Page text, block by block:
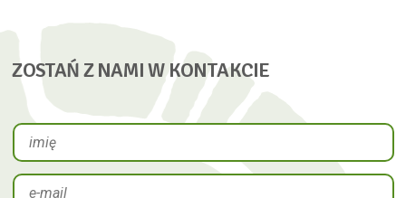
ZOSTAŃ Z NAMI W KONTAKCIE